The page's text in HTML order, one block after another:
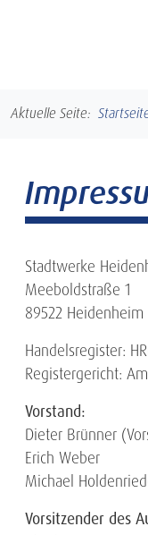
Zum Seiteninhalt
Aktuelle Seite:
Stadtwerke
Meeboldstraße 1
89522 Heidenheim
Handelsregister:
Registergericht:
Vorstand:
Dieter Brünner
Erich Weber
Michael
Vorsitzender des